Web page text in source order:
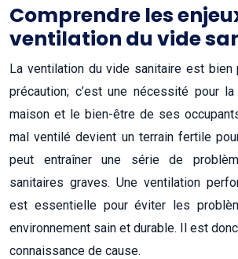
Comprendre les
ventilation du vide
La ventilation du vide sanitaire est bien
précaution; c’est une nécessité pour
maison et le bien-être de ses
mal ventilé devient un terrain fertile
peut entraîner une série de
sanitaires graves. Une ventilation
est essentielle pour éviter les
environnement sain et durable. Il est
connaissance de cause.